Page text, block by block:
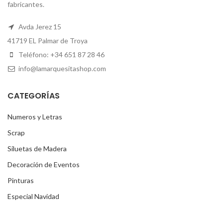
fabricantes.
Avda Jerez 15
41719 EL Palmar de Troya
Teléfono: +34 651 87 28 46
info@lamarquesitashop.com
CATEGORÍAS
Numeros y Letras
Scrap
Siluetas de Madera
Decoración de Eventos
Pinturas
Especial Navidad